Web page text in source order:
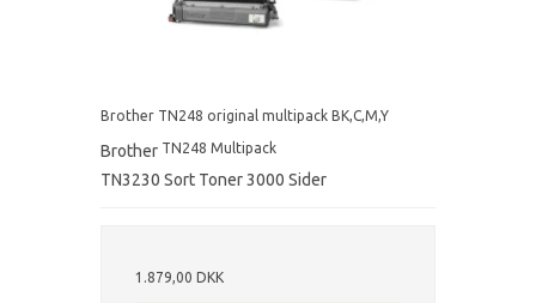
Brother TN248 original multipack BK,C,M,Y
Brother TN248 Multipack
TN3230 Sort Toner 3000 Sider
1.879,00 DKK